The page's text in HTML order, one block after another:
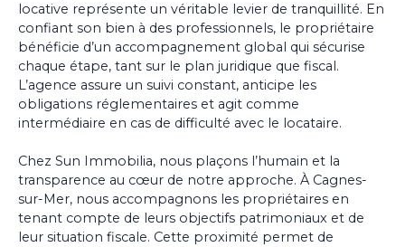
locative représente un véritable levier de tranquillité. En
confiant son bien à des professionnels, le propriétaire
bénéficie d’un accompagnement global qui sécurise
chaque étape, tant sur le plan juridique que fiscal.
L’agence assure un suivi constant, anticipe les
obligations réglementaires et agit comme
intermédiaire en cas de difficulté avec le locataire.
Chez Sun Immobilia, nous plaçons l’humain et la
transparence au cœur de notre approche. À Cagnes-
sur-Mer, nous accompagnons les propriétaires en
tenant compte de leurs objectifs patrimoniaux et de
leur situation fiscale. Cette proximité permet de